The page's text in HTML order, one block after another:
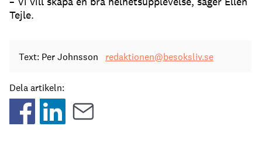
Tejle.
Text: Per Johnsson redaktionen@besoksliv.se
Dela artikeln: